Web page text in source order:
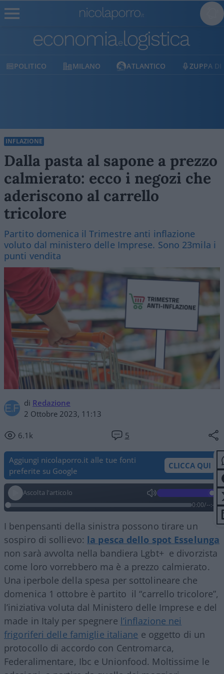
POLITICO MILANO ATLANTICO ZUPPA DI
INFLAZIONE
Dalla pasta al sapone a prezzo
calmierato: ecco i negozi che
aderiscono al carrello
tricolore
Partito domenica il Trimestre anti inflazione
voluto dal ministero delle Imprese. Sono 23mila i
punti vendita
di Redazione
2 Ottobre 2023, 11:13
6.1k 5
Aggiungi nicolaporro.it alle tue fonti
preferite su Google
CLICCA QUI
Ascolta l'articolo
0:00/--:--
I benpensanti della sinistra possono tirare un
sospiro di sollievo: la pesca dello spot Esselunga
non sarà avvolta nella bandiera Lgbt+ e divorzista
come loro vorrebbero ma è a prezzo calmierato.
Una iperbole della spesa per sottolineare che
domenica 1 ottobre è partito il “carrello tricolore”,
l’iniziativa voluta dal Ministero delle Imprese e del
made in Italy per spegnere l’inflazione nei
frigoriferi delle famiglie italiane e oggetto di un
protocollo di accordo con Centromarca,
Federalimentare, Ibc e Unionfood. Moltissime le